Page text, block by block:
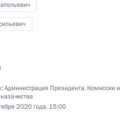
Администрация Президента, Комиссии и
2020 года, 15:00